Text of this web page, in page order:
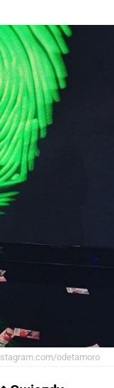
odetamoro